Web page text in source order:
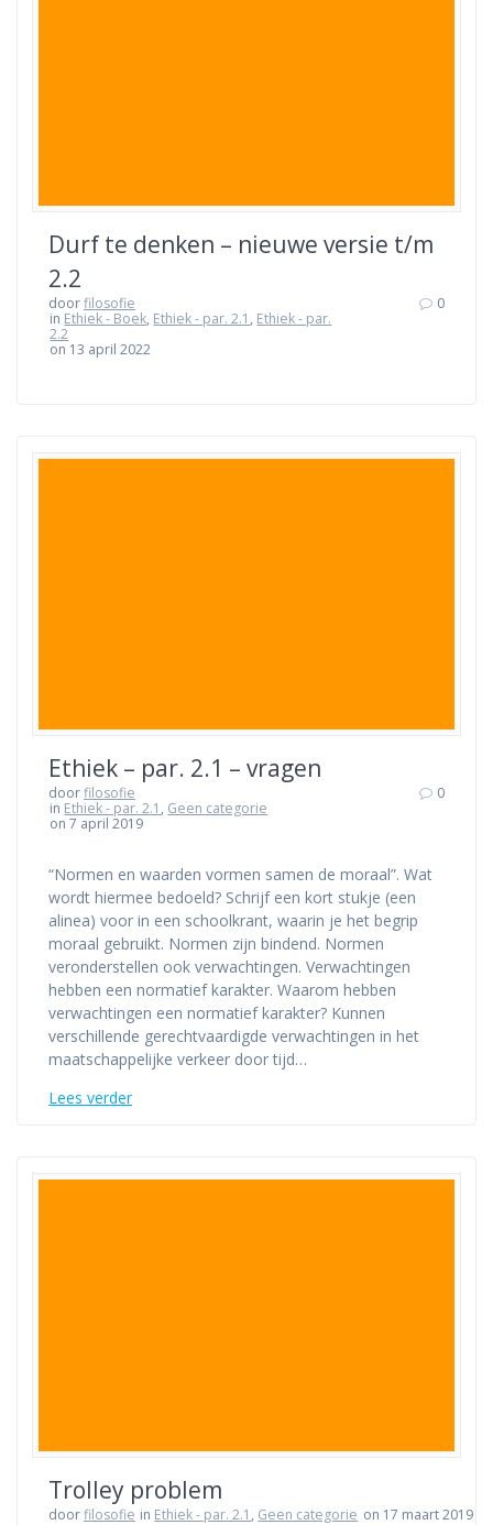
Durf te denken – nieuwe versie t/m
2.2
doorfilosofie
in Ethiek - Boek, Ethiek - par. 2.1 , Ethiek - par.
2.2
on 13 april 2022
0
Ethiek – par. 2.1 – vragen
doorfilosofie
in Ethiek - par. 2.1 , Geen categorie
on 7 april 2019
0
“Normen en waarden vormen samen de moraal”. Wat
wordt hiermee bedoeld? Schrijf een kort stukje (een
alinea) voor in een schoolkrant, waarin je het begrip
moraal gebruikt. Normen zijn bindend. Normen
veronderstellen ook verwachtingen. Verwachtingen
hebben een normatief karakter. Waarom hebben
verwachtingen een normatief karakter? Kunnen
verschillende gerechtvaardigde verwachtingen in het
maatschappelijke verkeer door tijd…
Lees verder
Trolley problem
doorfilosofie in Ethiek - par. 2.1 , Geen categorie on 17 maart 2019